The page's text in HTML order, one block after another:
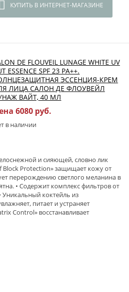
КУПИТЬ В ИНТЕРНЕТ-МАГАЗИНЕ
DE FLOUVEIL LUNAGE WHITE UV
ESSENCE SPF 23 PA++.
ЭССЕНЦИЯ-КРЕМ
ЛИЦА САЛОН ДЕ ФЛОУВЕЙЛ
ВАЙТ, 40 МЛ
6080 руб.
в наличии
и сияющей, словно лик
Block Protection» защищает кожу от
перерождению светлого меланина в
• Содержит комплекс фильтров от
Уникальный коктейль из
питает и устраняет
Control» восстанавливает